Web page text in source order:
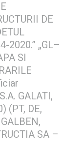
DE
2020.” „GL–
SI
GALATI,
(PT, DE,
SA –